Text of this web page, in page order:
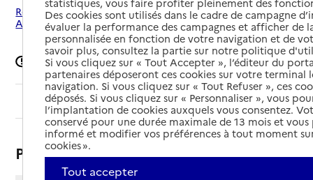
Rechercher les établissements autour de Paris 14e
Arrondissement
Signaler une erreur
Sommaire
Présentation
statistiques, vous faire profiter pleinement des
Des cookies sont utilisés dans le cadre de campagne
évaluer la performance des campagnes et afficher de
personnalisée en fonction de votre navigation et de
savoir plus, consultez la partie sur notre politique
Si vous cliquez sur « Tout Accepter », l’éditeur du
partenaires déposeront ces cookies sur votre terminal
navigation. Si vous cliquez sur « Tout Refuser », ces
déposés. Si vous cliquez sur « Personnaliser », vous
l’implantation de cookies auxquels vous consentez.
conservé pour une durée maximale de 13 mois et
informé et modifier vos préférences à tout moment
cookies ».
Tout accepter